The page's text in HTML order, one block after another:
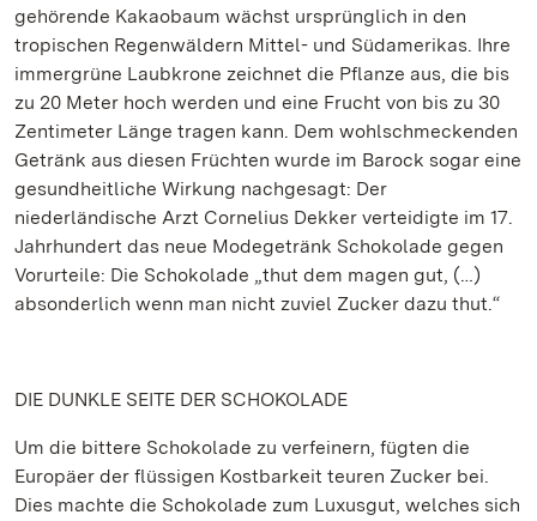
gehörende Kakaobaum wächst ursprünglich in den
tropischen Regenwäldern Mittel- und Südamerikas. Ihre
immergrüne Laubkrone zeichnet die Pflanze aus, die bis
zu 20 Meter hoch werden und eine Frucht von bis zu 30
Zentimeter Länge tragen kann. Dem wohlschmeckenden
Getränk aus diesen Früchten wurde im Barock sogar eine
gesundheitliche Wirkung nachgesagt: Der
niederländische Arzt Cornelius Dekker verteidigte im 17.
Jahrhundert das neue Modegetränk Schokolade gegen
Vorurteile: Die Schokolade „thut dem magen gut, (…)
absonderlich wenn man nicht zuviel Zucker dazu thut.“
DIE DUNKLE SEITE DER SCHOKOLADE
Um die bittere Schokolade zu verfeinern, fügten die
Europäer der flüssigen Kostbarkeit teuren Zucker bei.
Dies machte die Schokolade zum Luxusgut, welches sich